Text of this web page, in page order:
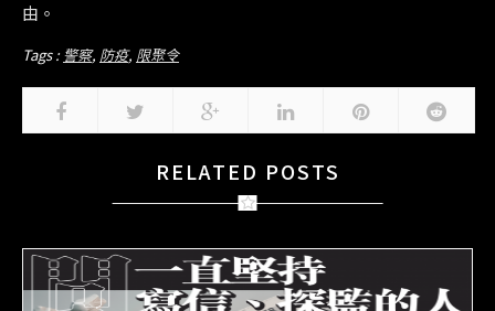
由。
Tags :警察, 防疫, 限聚令
RELATED POSTS